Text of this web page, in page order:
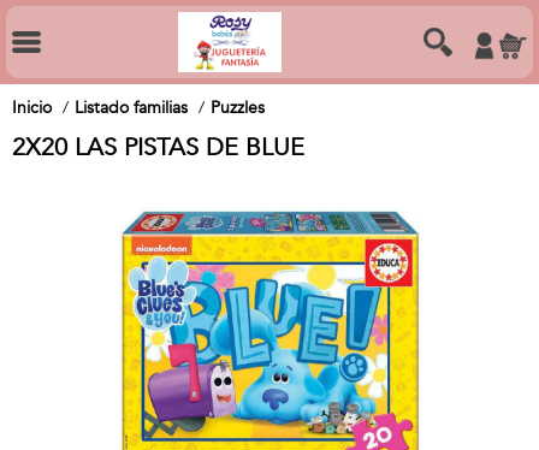
Inicio Listado familias Puzzles
2X20 LAS PISTAS DE BLUE